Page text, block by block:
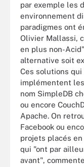
par exemple les
environnement
paradigmes ont
Olivier Mallassi,
en plus non-
alternative soit
Ces solutions
implémentent
nom SimpleDB
ou encore
Apache. On
Facebook ou
projets placés
qui "ont par
avant",